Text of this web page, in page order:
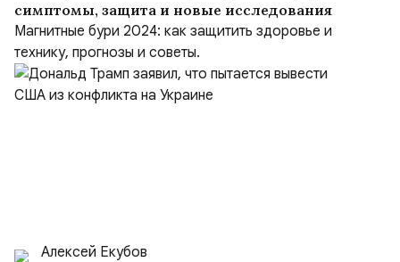
симптомы, защита и новые исследования
Магнитные бури 2024: как защитить здоровье и
технику, прогнозы и советы.
Алексей Екубов